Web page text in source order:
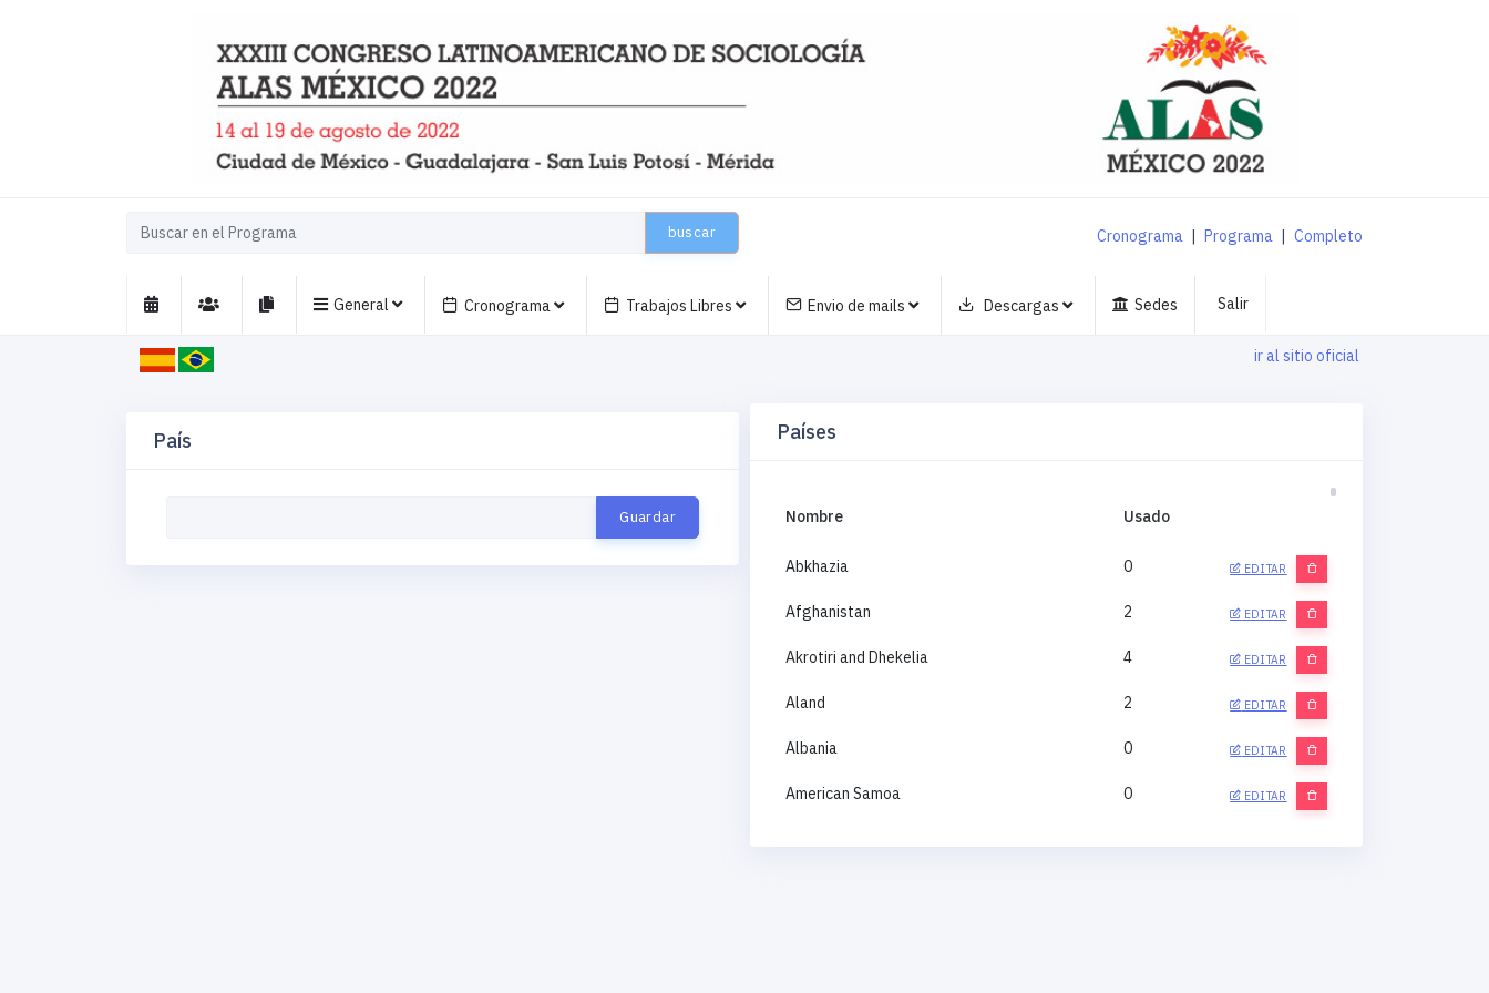
buscar Cronograma | Programa | Completo
General Cronograma Trabajos Libres Envio de mails Descargas Sedes Salir
ir al sitio oficial
País Países
Nombre Usado
Abkhazia 0 EDITAR
Afghanistan 2 EDITAR
Akrotiri and Dhekelia 4 EDITAR
Aland 2 EDITAR
Albania 0 EDITAR
American Samoa 0 EDITAR